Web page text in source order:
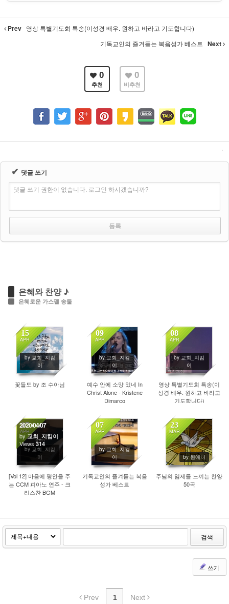
Prev 영상 특별기도회 특송(이성경 배우. 원하고 바라고 기도합니다)
기독교인의 즐겨듣는 복음성가 베스트
Next
0
추천
0
비추천
✔ 댓글 쓰기
댓글 쓰기 권한이 없습니다. 로그인 하시겠습니까?
은혜와 찬양 ♪
은혜로운 가스펠 송둘
15
APR
by 교회_지킴
이
322
꽃들도 by 조 수아님
09
APR
by 교회_지킴
이
981
예수 안에 소망 있네 In
Christ Alone - Kristene
Dimarco
08
APR
by 교회_지킴
이
407
영상 특별기도회 특송(이
성경 배우. 원하고 바라고
기도합니다)
07
APR
by 교회_지킴
이
2020/04/07
by교회_지킴이
Views314
[Vol 12] 마음에 평안을 주
는 CCM 피아노 연주 - 크
리스찬 BGM
07
APR
by 교회_지킴
이
673
기독교인의 즐겨듣는 복음
성가 베스트
23
MAR
by 원애니
309
주님의 임제를 느끼는 찬양
50곡
검색
쓰기
Prev 1 Next